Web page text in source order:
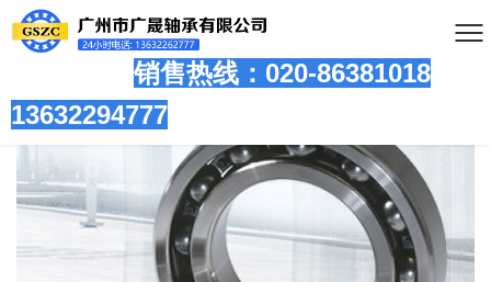
销售热线：020-86381018
13632294777